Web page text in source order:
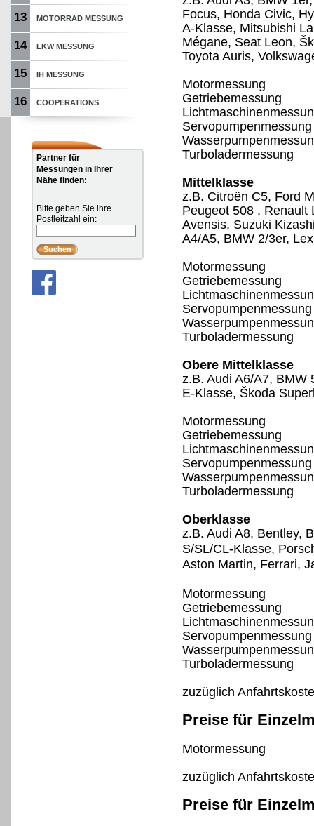
13 MOTORRAD MESSUNG
14 LKW MESSUNG
15 IH MESSUNG
16 COOPERATIONS
Partner für
Messungen in Ihrer
Nähe finden:
Bitte geben Sie ihre
Postleitzahl ein:
Focus, Honda Civic,
A-Klasse, Mitsubishi
Mégane, Seat Leon,
Toyota Auris,
Motormessung
Getriebemessung
Servopumpenmessung
Turboladermessung
Mittelklasse
z.B. Citroën C5, Ford
Peugeot 508 , Renault
Avensis, Suzuki
A4/A5, BMW 2/3er,
Motormessung
Getriebemessung
Servopumpenmessung
Turboladermessung
Obere Mittelklasse
z.B. Audi A6/A7, BMW
E-Klasse, Škoda
Motormessung
Getriebemessung
Servopumpenmessung
Turboladermessung
Oberklasse
z.B. Audi A8, Bentley,
S/SL/CL-Klasse,
Aston Martin, Ferrari,
Motormessung
Getriebemessung
Servopumpenmessung
Turboladermessung
zuzüglich
Preise für
Motormessung
zuzüglich
Preise für